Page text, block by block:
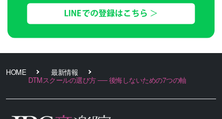
HOME
最新情報
DTMスクールの選び方 ── 後悔しないための7つの軸